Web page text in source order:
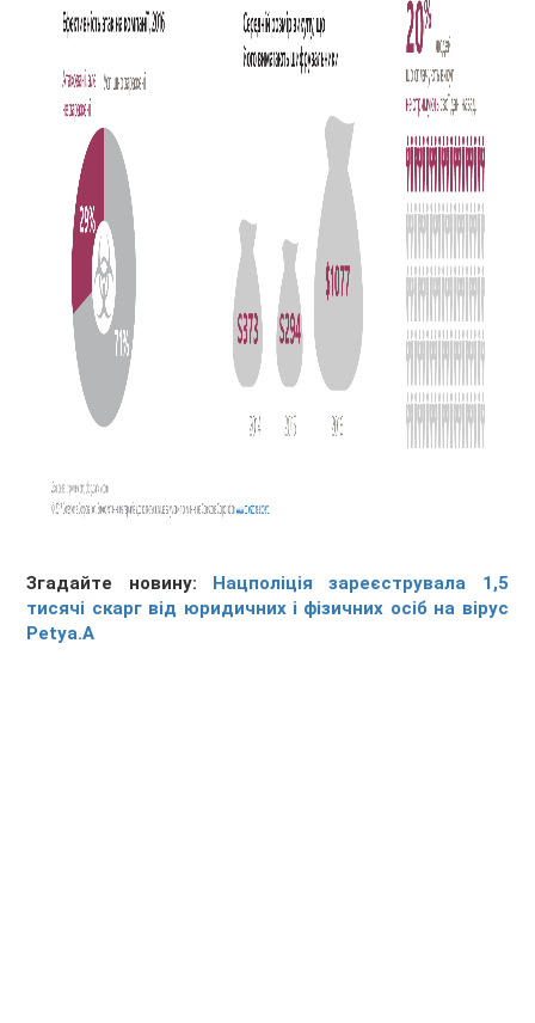
Згадайте новину: Нацполіція зареєструвала 1,5
тисячі скарг від юридичних і фізичних осіб на вірус
Petya.A